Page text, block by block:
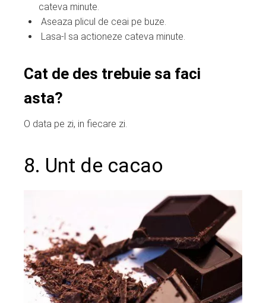
cateva minute.
Aseaza plicul de ceai pe buze.
Lasa-l sa actioneze cateva minute.
Cat de des trebuie sa faci
asta?
O data pe zi, in fiecare zi.
8. Unt de cacao